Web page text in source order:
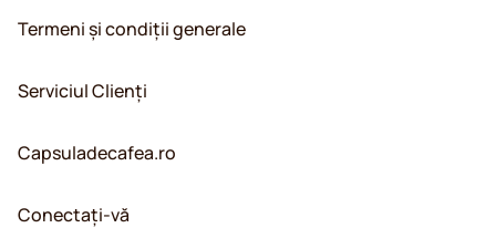
Termeni și condiții generale
Serviciul Clienți
Capsuladecafea.ro
Conectați-vă